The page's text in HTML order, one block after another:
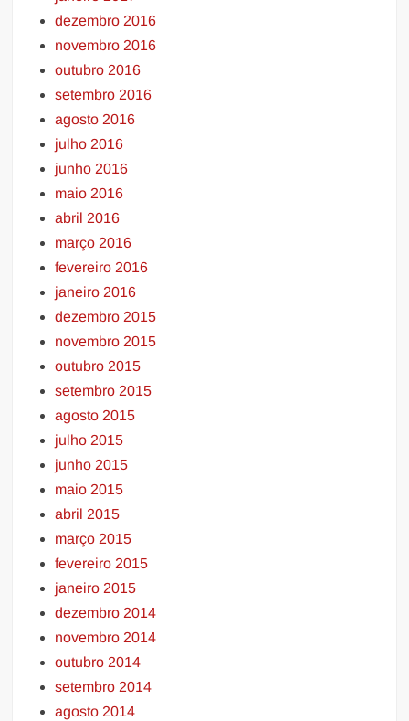
dezembro 2016
novembro 2016
outubro 2016
setembro 2016
agosto 2016
julho 2016
junho 2016
maio 2016
abril 2016
março 2016
fevereiro 2016
janeiro 2016
dezembro 2015
novembro 2015
outubro 2015
setembro 2015
agosto 2015
julho 2015
junho 2015
maio 2015
abril 2015
março 2015
fevereiro 2015
janeiro 2015
dezembro 2014
novembro 2014
outubro 2014
setembro 2014
agosto 2014